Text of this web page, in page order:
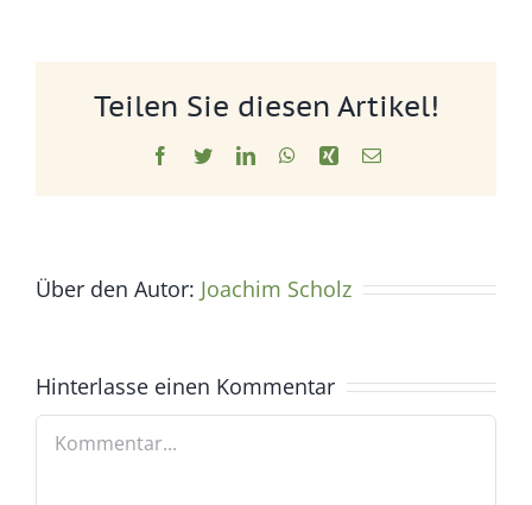
Teilen Sie diesen Artikel!
Facebook
TwitterLinkedInWhatsApp
Xing E-
Über den Autor: Joachim Scholz
Hinterlasse einen Kommentar
Kommentar